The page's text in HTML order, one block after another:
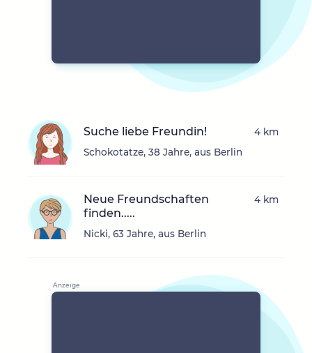
Suche liebe Freundin!
Schokotatze, 38 Jahre, aus Berlin
4 km
Neue Freundschaften
finden.....
Nicki, 63 Jahre, aus Berlin
4 km